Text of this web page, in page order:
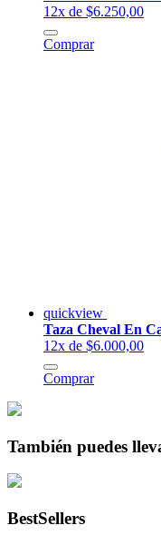
12x de $6.250,00
Comprar
quickview
Taza Cheval En
12x de $6.000,00
Comprar
También puedes
BestSellers